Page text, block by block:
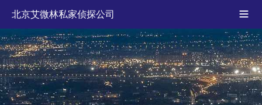
北京艾微林私家侦探公司 